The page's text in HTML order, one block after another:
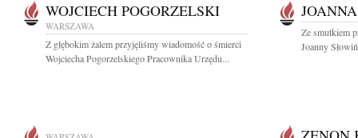
WOJCIECH POGORZELSKI
WARSZAWA
Z głębokim żalem przyjęliśmy wiadomość o śmierci
Wojciecha Pogorzelskiego Pracownika Urzędu...
Ze smutkiem
Joanny